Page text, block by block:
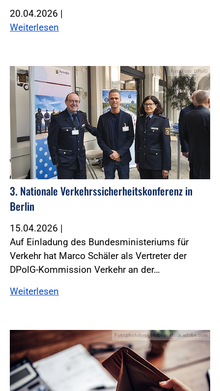
20.04.2026 |
Weiterlesen
Foto:Foto: DPolG
3. Nationale Verkehrssicherheitskonferenz in
Berlin
15.04.2026 |
Auf Einladung des Bundesministeriums für
Verkehr hat Marco Schäler als Vertreter der
DPolG-Kommission Verkehr an der…
Weiterlesen
Foto:photobyphotoboy - stock.adobe.com